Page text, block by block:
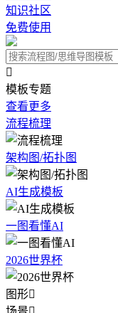
知识社区
免费使用

模板专题
查看更多
流程梳理
架构图/拓扑图
AI生成模板
一图看懂AI
2026世界杯
图形